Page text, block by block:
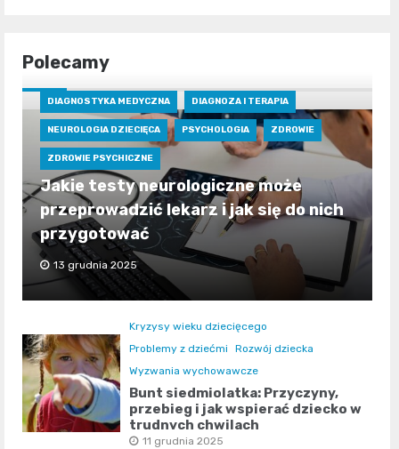
Polecamy
DIAGNOSTYKA MEDYCZNA DIAGNOZA I TERAPIA
NEUROLOGIA DZIECIĘCA PSYCHOLOGIA ZDROWIE
ZDROWIE PSYCHICZNE
Jakie testy neurologiczne może
przeprowadzić lekarz i jak się do nich
przygotować
13 grudnia 2025
Kryzysy wieku dziecięcego
Problemy z dziećmi
Rozwój dziecka
Wyzwania wychowawcze
Bunt siedmiolatka: Przyczyny,
przebieg i jak wspierać dziecko w
trudnych chwilach
11 grudnia 2025